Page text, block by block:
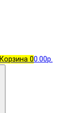
Корзина 00.00р.